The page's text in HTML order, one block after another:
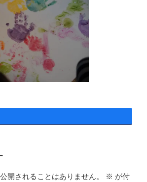
開されることはありません。 ※ が付